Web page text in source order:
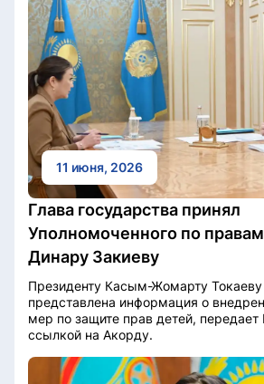
11 июня, 2026
Глава государства принял
Уполномоченного по
Динару Закиеву
Президенту Касым-Жомарту
представлена информация о
мер по защите прав детей, передает
ссылкой на Акорду.